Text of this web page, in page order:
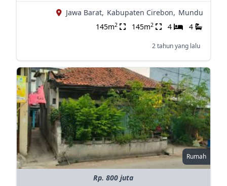
Jawa Barat, Kabupaten Cirebon, Mundu
145m2 145m2 4 4
2 tahun yang lalu
Rumah
Rp. 800 juta